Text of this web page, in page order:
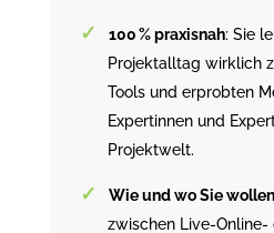
100 % praxisnah: Sie
Projektalltag wirklich
Tools und erprobten
Expertinnen und
Projektwelt.
Wie und wo Sie wollen
zwischen Live-Online-